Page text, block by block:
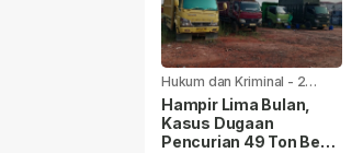
Hukum dan Kriminal - 2
minggu yang lalu
Hampir Lima Bulan,
Kasus Dugaan
Pencurian 49 Ton Besi